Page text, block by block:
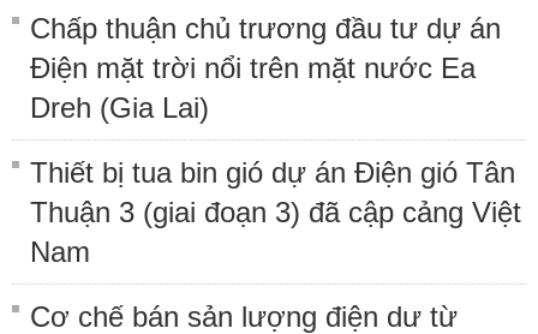
Chấp thuận chủ trương đầu tư dự án
Điện mặt trời nổi trên mặt nước Ea
Dreh (Gia Lai)
Thiết bị tua bin gió dự án Điện gió Tân
Thuận 3 (giai đoạn 3) đã cập cảng Việt
Nam
Cơ chế bán sản lượng điện dư từ